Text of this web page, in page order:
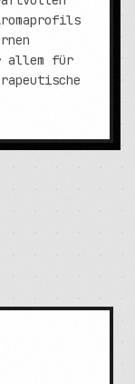
allem für